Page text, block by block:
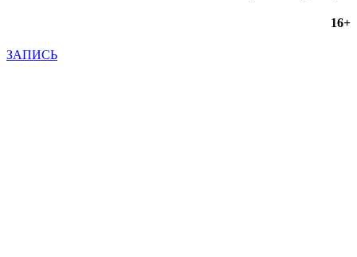
16+
ЗАПИСЬ